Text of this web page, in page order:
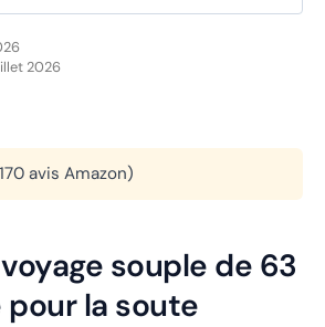
2026
avis Amazon)
souple de 63
la soute